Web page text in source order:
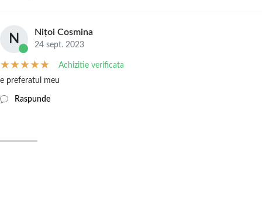
N Nițoi Cosmina
24 sept. 2023
Achizitie verificata
e preferatul meu
Raspunde